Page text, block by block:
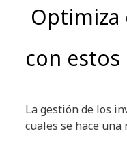
Optimiza
con
La gestión de los
cuales se hace